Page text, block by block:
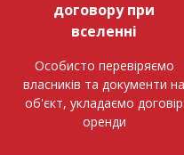
договору при
вселенні
Особисто перевіряємо
власників та документи на
об'єкт, укладаємо договір
оренди